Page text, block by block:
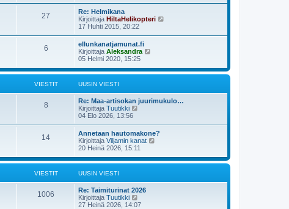
i
s
n
i
s
i
e
i
27
Re: Helmikana
Kirjoittaja HiltaHelikopteri
s
i
v
i
i
17 Huhti 2015, 20:22
6
ellunkanatjamunat.fi
Kirjoittaja Aleksandra
t
u
s
v
i
e
s
i
05 Helmi 2020, 15:25
VIESTIT UUSIN VIESTI
8
Re: Maa-artisokan juurimukulo…
Kirjoittaja Tuutikki
t
ä
u
u
s
i
v
i
s
04 Elo 2026, 13:56
14
Annetaan hautomakone?
Kirjoittaja Viljamin kanat
t
u
20 Heinä 2026, 15:11
VIESTIT UUSIN VIESTI
1006
Re: Taimiturinat 2026
Kirjoittaja Tuutikki
ä
27 Heinä 2026, 14:07